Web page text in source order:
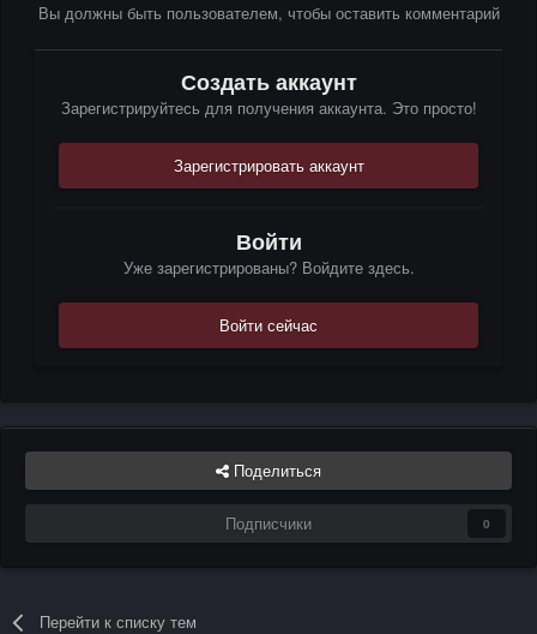
Вы должны быть пользователем, чтобы оставить комментарий
Создать аккаунт
Зарегистрируйтесь для получения аккаунта. Это просто!
Зарегистрировать аккаунт
Войти
Уже зарегистрированы? Войдите здесь.
Войти сейчас
Поделиться
Подписчики 0
Перейти к списку тем